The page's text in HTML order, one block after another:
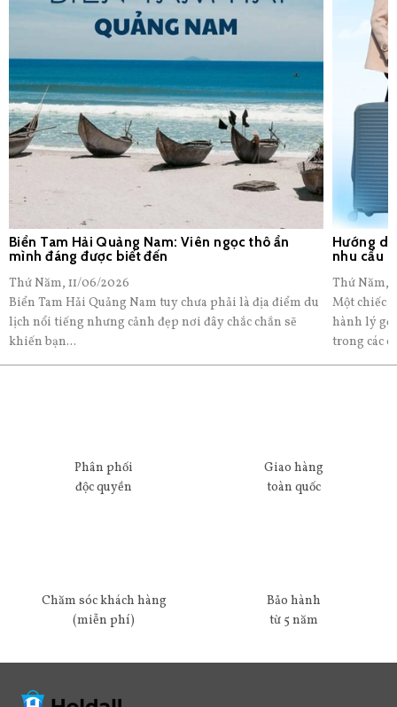
Biển Tam Hải Quảng Nam: Viên ngọc thô ẩn
mình đáng được biết đến
Thứ Năm, 11/06/2026
Biển Tam Hải Quảng Nam tuy chưa phải là địa điểm du
lịch nổi tiếng nhưng cảnh đẹp nơi đây chắc chắn sẽ
khiến bạn...
Hướng
nhu cầu
Thứ Năm,
Một chiếc
hành lý
trong các
Phân phối
độc quyền
Giao hàng
toàn quốc
Chăm sóc khách hàng
(miễn phí)
Bảo hành
từ 5 năm